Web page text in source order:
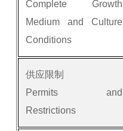
Complete Growth
Medium and Culture
Conditions
供应限制
Permits and
Restrictions